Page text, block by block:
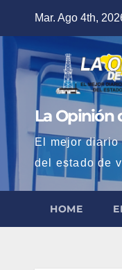
contenido
Mar. Ago 4th,
La Opinión
El mejor diario
del estado de
HOME